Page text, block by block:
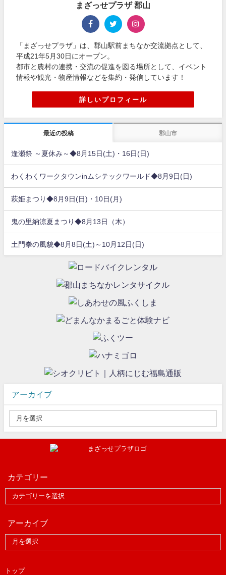
まざっせプラザ 郡山
「まざっせプラザ」は、郡山駅前まちなか交流拠点として、
平成21年5月30日にオープン。
都市と農村の連携・交流の促進を図る場所として、イベント
情報や観光・物産情報などを集約・発信しています！
詳しいプロフィール
最近の投稿 郡山市
逢瀬祭 ～夏休み～◆8月15日(土)・16日(日)
わくわくワークタウンinムシテックワールド◆8月9日(日)
萩姫まつり◆8月9日(日)・10日(月)
鬼の里納涼夏まつり◆8月13日（木）
土門拳の風貌◆8月8日(土)～10月12日(日)
アーカイブ
カテゴリー
アーカイブ
トップ